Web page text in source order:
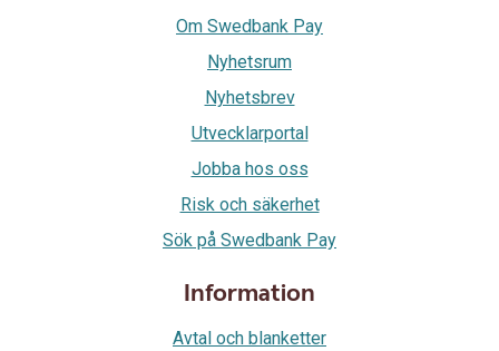
Om Swedbank Pay
Nyhetsrum
Nyhetsbrev
Utvecklarportal
Jobba hos oss
Risk och säkerhet
Sök på Swedbank Pay
Information
Avtal och blanketter